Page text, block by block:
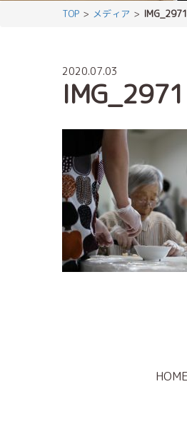
TOP メディア IMG_2971
2020.07.03
IMG_2971
HOME